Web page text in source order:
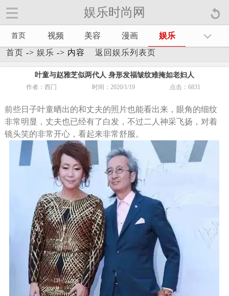
娱乐时尚网
首页 视频 美容 漫画
娱乐
首页 -> 娱乐 -> 内容 返回娱乐列表页
叶童与赵雅芝似两代人 身形发福皱纹难掩如老妇人
作者：西门 时间：2020/1/19 点击：6831
前些日子叶童晒出的和丈夫的照片也能看出来，眼角的细纹
非常明显，丈夫也已经有了白发，不过二人神采飞扬，对着
镜头笑的非常开心，看起来非常舒服。
娱乐时尚网手机官方网站【